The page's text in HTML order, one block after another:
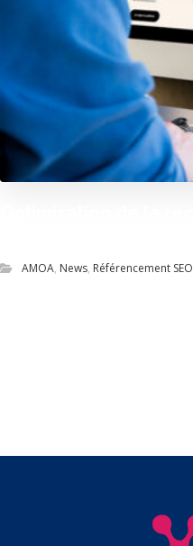
AMOA, News, Référencement SEO